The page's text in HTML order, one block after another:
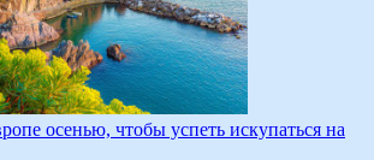
осенью, чтобы успеть искупаться на